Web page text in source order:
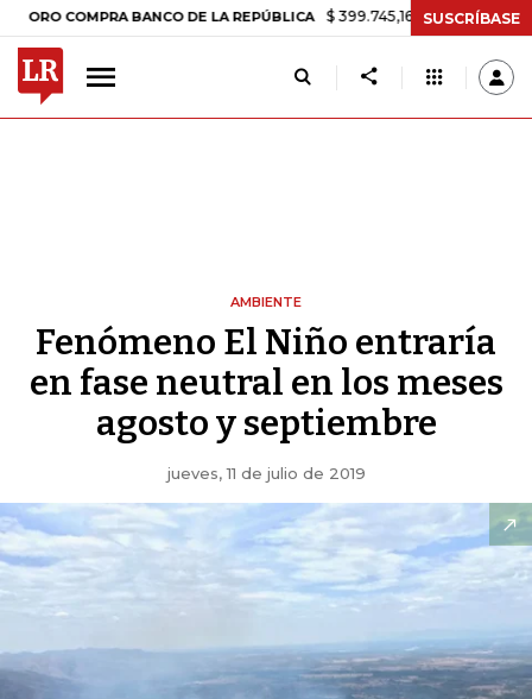
BANCO DE LA REPÚBLICA $ 399.745,16 +$ 2.295,71 +0,58%
SUSCRÍBASE
AMBIENTE
Fenómeno El Niño entraría
en fase neutral en los meses
agosto y septiembre
jueves, 11 de julio de 2019